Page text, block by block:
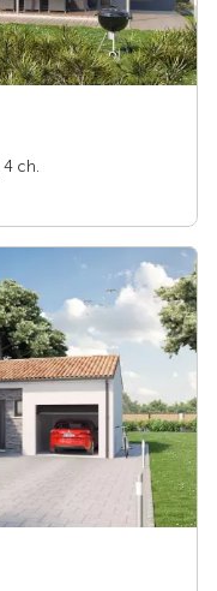
| 4 ch.